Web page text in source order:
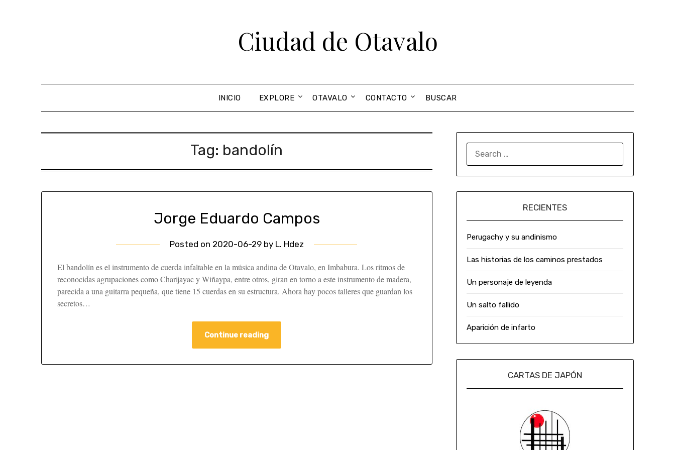
Ciudad de Otavalo
INICIO EXPLORE OTAVALO CONTACTO BUSCAR
Tag: bandolín
Jorge Eduardo Campos
Posted on 2020-06-29by L. Hdez
El bandolín es el instrumento de cuerda infaltable en la música andina de Otavalo, en Imbabura. Los ritmos de
reconocidas agrupaciones como Charijayac y Wiñaypa, entre otros, giran en torno a este instrumento de madera,
parecida a una guitarra pequeña, que tiene 15 cuerdas en su estructura. Ahora hay pocos talleres que guardan los
secretos…
Continue reading
RECIENTES
Perugachy y su andinismo
Las historias de los caminos prestados
Un personaje de leyenda
Un salto fallido
Aparición de infarto
CARTAS DE JAPÓN